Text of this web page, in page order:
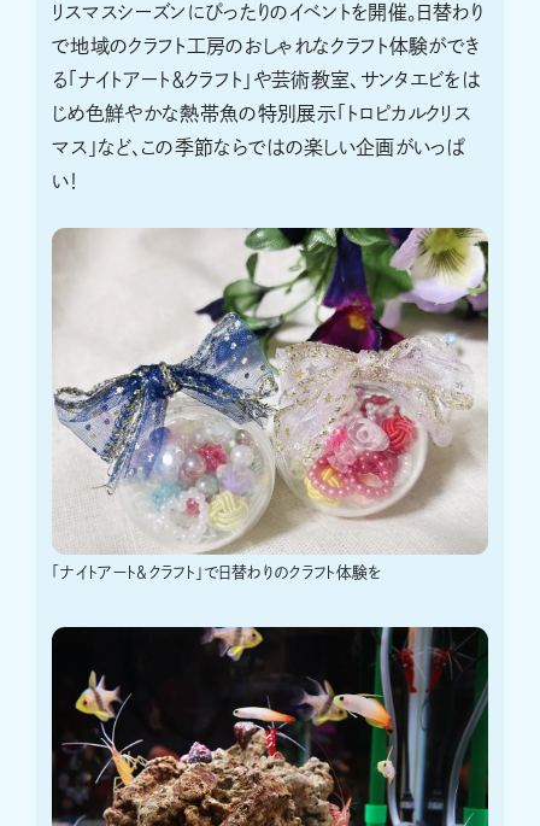
リスマスシーズンにぴったりのイベントを開催。日替わり
で地域のクラフト工房のおしゃれなクラフト体験ができ
る「ナイトアート＆クラフト」や芸術教室、サンタエビをは
じめ色鮮やかな熱帯魚の特別展示「トロピカルクリス
マス」など、この季節ならではの楽しい企画がいっぱ
い！
「ナイトアート＆クラフト」で日替わりのクラフト体験を